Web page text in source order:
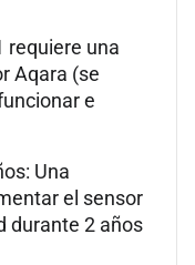
requiere una
Aqara (se
e
Una
el sensor
durante 2 años